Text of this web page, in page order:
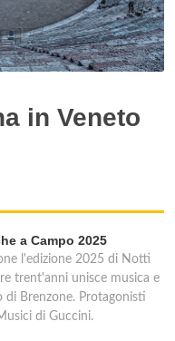
in Veneto
a Campo 2025
l'edizione 2025 di Notti
trent'anni unisce musica e
di Brenzone. Protagonisti
di Guccini.